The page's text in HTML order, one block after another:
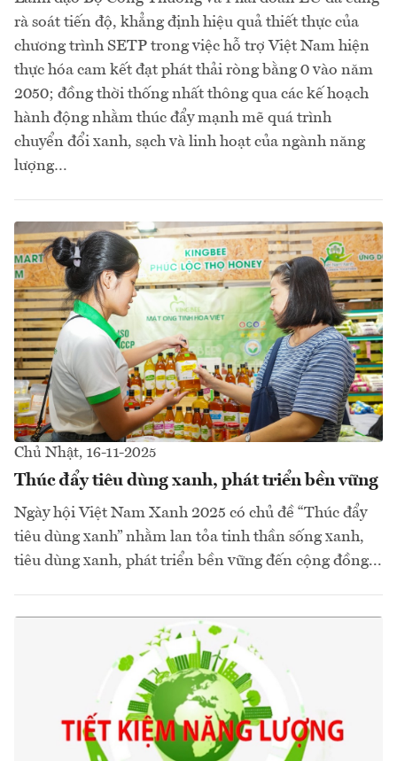
rà soát tiến độ, khẳng định hiệu quả thiết thực của
chương trình SETP trong việc hỗ trợ Việt Nam hiện
thực hóa cam kết đạt phát thải ròng bằng 0 vào năm
2050; đồng thời thống nhất thông qua các kế hoạch
hành động nhằm thúc đẩy mạnh mẽ quá trình
chuyển đổi xanh, sạch và linh hoạt của ngành năng
lượng…
Chủ Nhật, 16-11-2025
Thúc đẩy tiêu dùng xanh, phát triển bền vững
Ngày hội Việt Nam Xanh 2025 có chủ đề “Thúc đẩy
tiêu dùng xanh” nhằm lan tỏa tinh thần sống xanh,
tiêu dùng xanh, phát triển bền vững đến cộng đồng...